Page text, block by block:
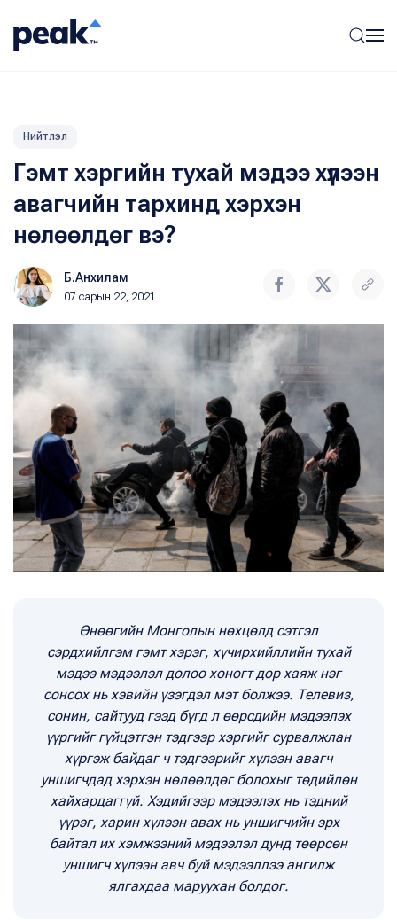
Нийтлэл
Гэмт хэргийн тухай мэдээ хүлээн
авагчийн тархинд хэрхэн
нөлөөлдөг вэ?
Б.Анхилам
07 сарын 22, 2021
Өнөөгийн Монголын нөхцөлд сэтгэл
сэрдхийлгэм гэмт хэрэг, хүчирхийллийн тухай
мэдээ мэдээлэл долоо хоногт дор хаяж нэг
сонсох нь хэвийн үзэгдэл мэт болжээ. Телевиз,
сонин, сайтууд гээд бүгд л өөрсдийн мэдээлэх
үүргийг гүйцэтгэн тэдгээр хэргийг сурвалжлан
хүргэж байдаг ч тэдгээрийг хүлээн авагч
уншигчдад хэрхэн нөлөөлдөг болохыг төдийлөн
хайхардаггүй. Хэдийгээр мэдээлэх нь тэдний
үүрэг, харин хүлээн авах нь уншигчийн эрх
байтал их хэмжээний мэдээлэл дунд төөрсөн
уншигч хүлээн авч буй мэдээллээ ангилж
ялгахдаа маруухан болдог.